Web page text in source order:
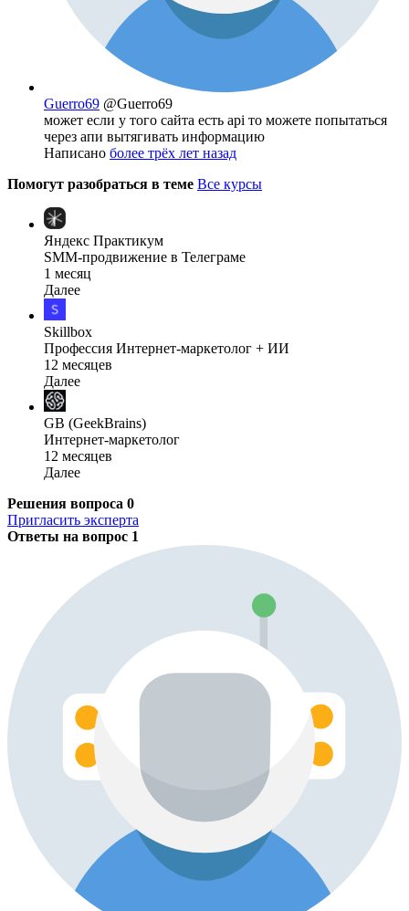
Guerro69 @Guerro69
может если у того сайта есть api то можете попытаться
через апи вытягивать информацию
Написано более трёх лет назад
Помогут разобраться в теме Все курсы
Яндекс Практикум
SMM-продвижение в Телеграме
1 месяц
Далее
Skillbox
Профессия Интернет-маркетолог + ИИ
12 месяцев
Далее
GB (GeekBrains)
Интернет-маркетолог
12 месяцев
Далее
Решения вопроса 0
Пригласить эксперта
Ответы на вопрос 1